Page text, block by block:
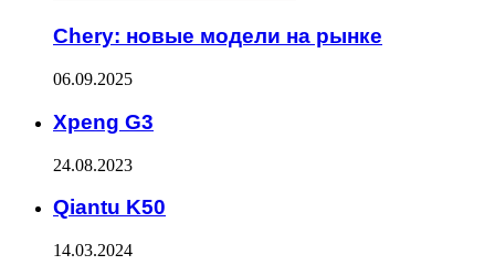
Chery: новые модели на рынке
06.09.2025
Xpeng G3
24.08.2023
Qiantu K50
14.03.2024